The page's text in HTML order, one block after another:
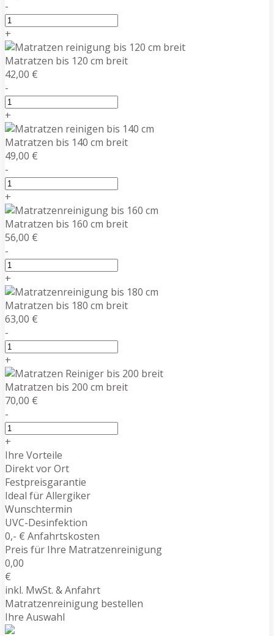
-
+
Matratzen bis 120 cm breit
42,00 €
-
+
Matratzen bis 140 cm breit
49,00 €
-
+
Matratzen bis 160 cm breit
56,00 €
-
+
Matratzen bis 180 cm breit
63,00 €
-
+
Matratzen bis 200 cm breit
70,00 €
-
+
Ihre Vorteile
Direkt vor Ort
Festpreisgarantie
Ideal für Allergiker
Wunschtermin
UVC-Desinfektion
0,- € Anfahrtskosten
Preis für Ihre Matratzenreinigung
0,00
€
inkl. MwSt. & Anfahrt
Matratzenreinigung bestellen
Ihre Auswahl